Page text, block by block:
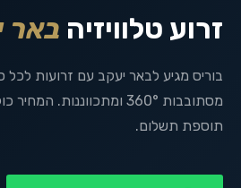
זרוע טלוויזיה באר
בוריס מגיע לבאר יעקב עם זרועות לכל
מסתובבות 360°
תוספת תשלום.